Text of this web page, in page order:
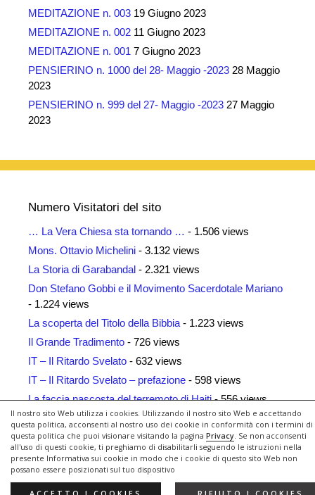
Il nostro sito Web utilizza i cookies. Utilizzando il nostro sito Web e accettando
questa politica, acconsenti al nostro uso dei cookie in conformità con i termini di
questa politica che puoi visionare visitando la pagina Privacy. Se non acconsenti
all'uso di questi cookie, ti preghiamo di disabilitarli seguendo le istruzioni nella
presente Informativa sui cookie in modo che i cookie di questo sito Web non
possano essere posizionati sul tuo dispositivo
MEDITAZIONE n. 003 19 Giugno 2023
MEDITAZIONE n. 002 11 Giugno 2023
MEDITAZIONE n. 001 7 Giugno 2023
PENSIERINO n. 1000 del 28- Maggio -2023 28 Maggio
2023
PENSIERINO n. 999 del 27- Maggio -2023 27 Maggio
2023
Numero Visitatori del sito
… La Vera Chiesa sta tornando … - 1.506 views
Mons. Ottavio Michelini - 3.132 views
La Storia di Garabandal - 2.321 views
Don Stefano Gobbi e il Movimento Sacerdotale Mariano
- 1.224 views
La scoperta del Titolo della Bibbia - 1.223 views
Il Grande Tradimento - 726 views
IT – Il Ritardo Svelato - 632 views
IT – Il Ritardo Svelato – prefazione - 598 views
La faccia nascosta del terremoto di Haiti- 556 views
Siti Amici- 461 views
© 2026 Il Ritardo Svelato • Creato conGeneratePress